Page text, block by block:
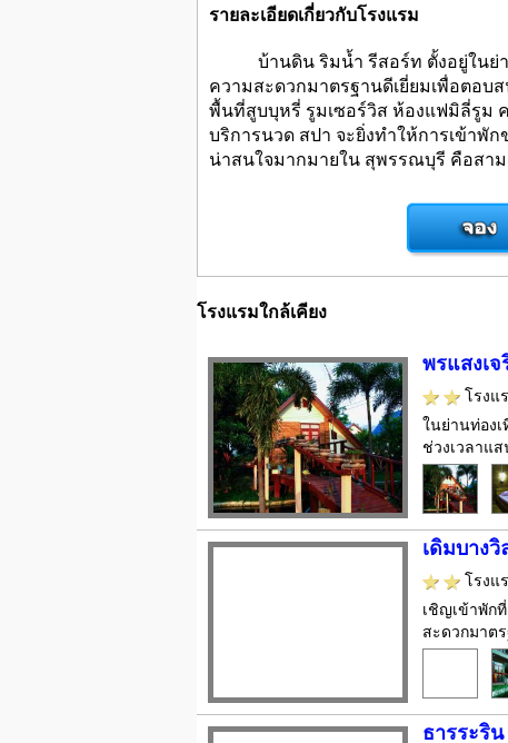
รายละเอียดเกี่ยวกับโรงแรม
บ้านดิน ริมน้ำ รีสอร์ท ตั้งอยู่ในย่าน
ความสะดวกมาตรฐานดีเยี่ยมเพื่อตอ
พื้นที่สูบบุหรี่ รูมเซอร์วิส ห้องแฟมิลี่รูม
บริการนวด สปา จะยิ่งทำให้การเข้า
น่าสนใจมากมายใน สุพรรณบุรี คือสา
โรงแรมใกล้เคียง
พรแสงเ
โรงแ
ในย่านท่อง
ช่วงเวลาแ
เดิมบางวิ
โรงแ
เชิญเข้าพัก
สะดวกมาต
ธารระริ